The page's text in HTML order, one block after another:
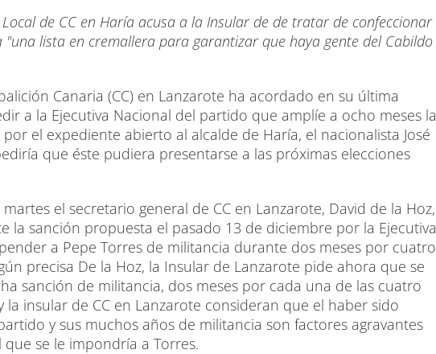
de CC en Haría acusa a la Insular de de tratar de confeccionar
lista en cremallera para garantizar que haya gente del Cabildo
Canaria (CC) en Lanzarote ha acordado en su última
a la Ejecutiva Nacional del partido que amplíe a ocho meses la
el expediente abierto al alcalde de Haría, el nacionalista José
que éste pudiera presentarse a las próximas elecciones
el secretario general de CC en Lanzarote, David de la Hoz,
la sanción propuesta el pasado 13 de diciembre por la Ejecutiva
a Pepe Torres de militancia durante dos meses por cuatro
precisa De la Hoz, la Insular de Lanzarote pide ahora que se
sanción de militancia, dos meses por cada una de las cuatro
la insular de CC en Lanzarote consideran que el haber sido
y sus muchos años de militancia son factores agravantes
se le impondría a Torres.